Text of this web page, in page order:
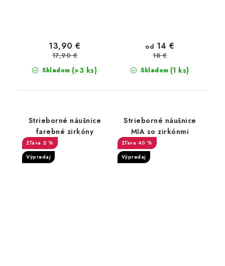
Skladom (>3 ks)
13,90 €
17,90 €
Skladom (1 ks)
od 14 €
18 €
Strieborné náušnice
farebné zirkóny
2 %
Výpredaj
Strieborné náušnice
MIA so zirkónmi
40 %
Výpredaj